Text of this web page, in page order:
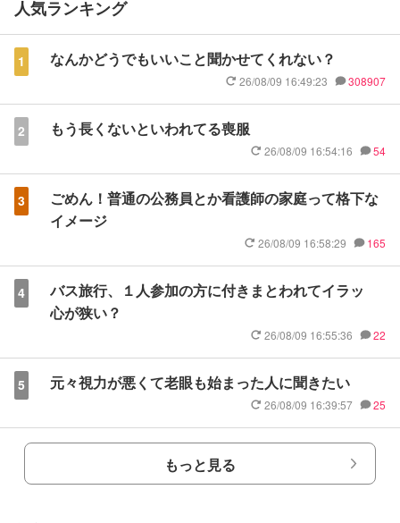
人気ランキング
1 なんかどうでもいいこと聞かせてくれない？
26/08/09 16:49:23 308907
2 もう長くないといわれてる喪服
26/08/09 16:54:16 54
3
ごめん！普通の公務員とか看護師の家庭って格下な
イメージ
26/08/09 16:58:29 165
4
バス旅行、１人参加の方に付きまとわれてイラッ
心が狭い？
26/08/09 16:55:36 22
5 元々視力が悪くて老眼も始まった人に聞きたい
26/08/09 16:39:57 25
もっと見る